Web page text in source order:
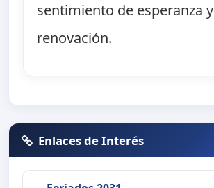
sentimiento de esperanza y
renovación.
Enlaces de Interés